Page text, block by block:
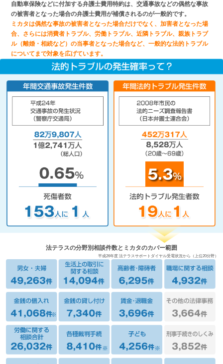
自動車保険などに付加する弁護士費用特約は、交通事故などの偶然な事故
の被害者となった場合の弁護士費用が補償されるのが一般的です。
ミカタは偶然な事故の被害者となった場合だけでなく、加害者となった場
合、さらには消費者トラブル、労働トラブル、近隣トラブル、親族トラブ
ル（離婚・相続など）の当事者となった場合など、一般的な法的トラブル
についてまで対象を広げています。
法テラスの分野別相談件数とミカタのカバー範囲
平成26年度 法テラスサポートダイヤル受電状況から（上位20分野）